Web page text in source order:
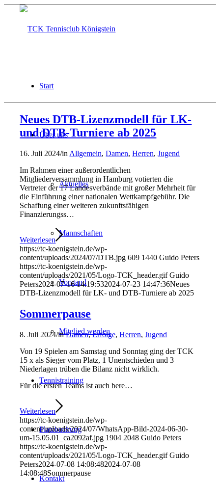
Start
Über uns
Aktuelles
Mannschaften
Vorstand
Mitglied werden
Tennistraining
Platzbuchung
Kontakt
Neues DTB-Lizenzmodell für LK-
und DTB-Turniere ab 2025
16. Juli 2024/in Allgemein,Damen,Herren,Jugend
Im Rahmen einer außerordentlichen
Mitgliederversammlung in Hamburg votierten die
Vertreter der 17 Landesverbände mit großer Mehrheit für
die Einführung einer nationalen Wettkampfgebühr. Die
Schaffung einer weiteren zukunftsfähigen
Finanzierungss…
Weiterlesen
https://tc-koenigstein.de/wp-
content/uploads/2024/07/DTB.jpg 609 1440 Guido Peters
https://tc-koenigstein.de/wp-
content/uploads/2021/05/Logo-TCK_header.gif Guido
Peters2024-07-16 14:19:532024-07-23 14:47:36Neues
DTB-Lizenzmodell für LK- und DTB-Turniere ab 2025
Sommerpause
8. Juli 2024/inDamen,Erfolge,Herren,Jugend
Von 19 Spielen am Samstag und Sonntag ging der TCK
15 x als Sieger vom Platz, 1 Unentschieden und 3
Niederlagen trüben die Bilanz nicht wirklich.
Für die ersten Teams ist auch bere…
Weiterlesen
https://tc-koenigstein.de/wp-
content/uploads/2024/07/WhatsApp-Bild-2024-06-30-
um-15.05.01_ca2092af.jpg 1904 2048 Guido Peters
https://tc-koenigstein.de/wp-
content/uploads/2021/05/Logo-TCK_header.gif Guido
Peters2024-07-08 14:08:482024-07-08
14:08:48Sommerpause